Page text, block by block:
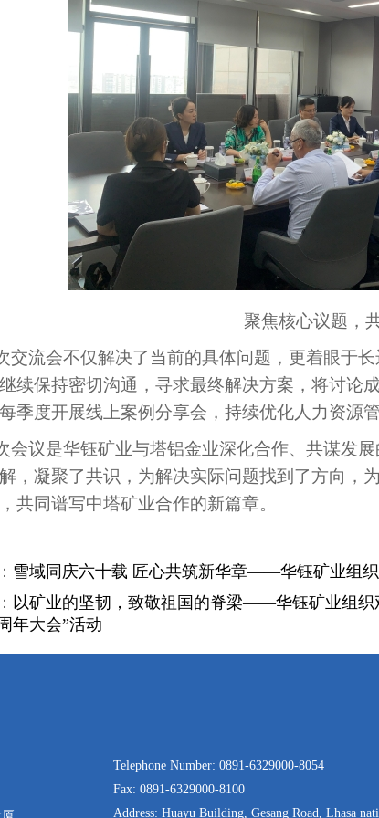
聚焦核心议题，
交流会不仅解决了当前的具体问题，更着眼于
续保持密切沟通，寻求最终解决方案，将讨论
季度开展线上案例分享会，持续优化人力资源管
会议是华钰矿业与塔铝金业深化合作、共谋发
，凝聚了共识，为解决实际问题找到了方向，
共同谱写中塔矿业合作的新篇章。
雪域同庆六十载 匠心共筑新华章——华钰矿业组
以矿业的坚韧，致敬祖国的脊梁——华钰矿业组织
年大会”活动
Telephone Number: 0891-6329000-8054
Fax: 0891-6329000-8100
Address: Huayu Building, Gesang Road, Lhasa